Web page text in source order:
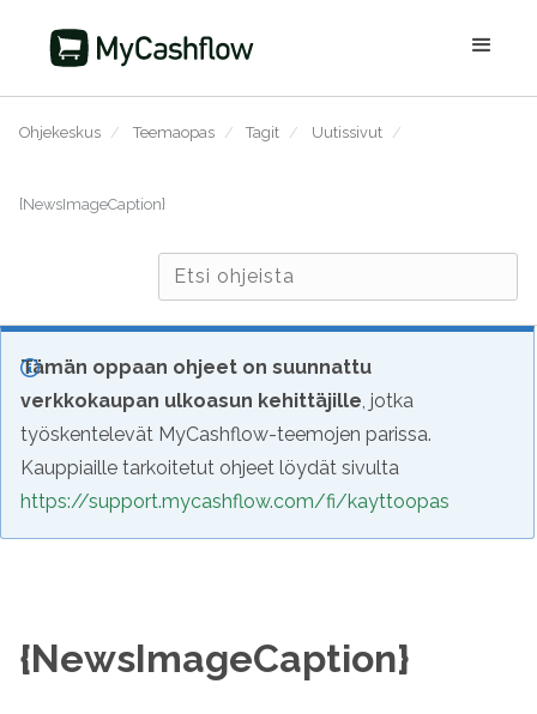
Ohjekeskus / Teemaopas / Tagit / Uutissivut /
{NewsImageCaption}
Tämän oppaan ohjeet on suunnattu
verkkokaupan ulkoasun kehittäjille, jotka
työskentelevät MyCashflow-teemojen parissa.
Kauppiaille tarkoitetut ohjeet löydät sivulta
https://support.mycashflow.com/fi/kayttoopas
{NewsImageCaption}